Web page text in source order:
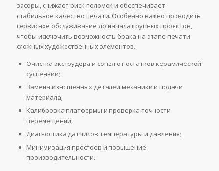
засоры, снижает риск поломок и обеспечивает
стабильное качество печати. Особенно важно проводить
сервисное обслуживание до начала крупных проектов,
чтобы исключить возможность брака на этапе печати
сложных художественных элементов.
Очистка экструдера и сопел от остатков керамической
суспензии;
Замена изношенных деталей механики и подачи
материала;
Калибровка платформы и проверка точности
перемещений;
Диагностика датчиков температуры и давления;
Минимизация простоев и повышение
производительности.